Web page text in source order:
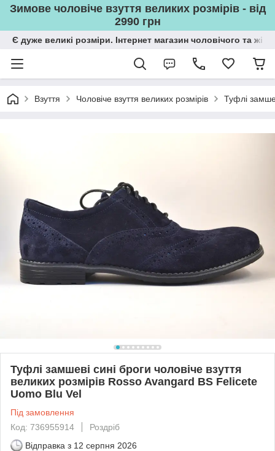
Зимове чоловіче взуття великих розмірів - від
2990 грн
Є дуже великі розміри. Інтернет магазин чоловічого та
Взуття Чоловіче взуття великих розмірів Туфлі
Туфлі замшеві сині броги чоловіче взуття
великих розмірів Rosso Avangard BS Felicete
Uomo Blu Vel
Під замовлення
Код: 736955914
Роздріб
Відправка з 12 серпня 2026